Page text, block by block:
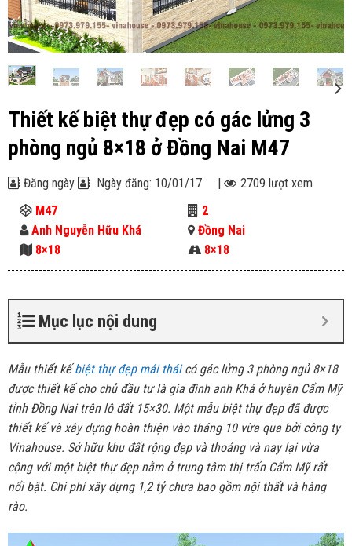
Thiết kế biệt thự đẹp có gác lửng 3
phòng ngủ 8×18 ở Đồng Nai M47
Đăng ngày Ngày đăng: 10/01/17 |
2709 lượt xem
M47
2
Anh Nguyễn Hữu Khá
Đồng Nai
8×18
8×18
Mục lục nội dung
Mẫu thiết kếbiệt thự đẹp mái tháicó gác lửng 3 phòng ngủ 8×18
được thiết kế cho chủ đầu tư là gia đình anh Khá ở huyện Cẩm Mỹ
tỉnh Đồng Nai trên lô đất 15×30. Một mẫu biệt thự đẹp đã được
thiết kế và xây dựng hoàn thiện vào tháng 10 vừa qua bởi công ty
Vinahouse. Sở hữu khu đất rộng đẹp và thoáng và nay lại vừa
cộng với một biệt thự đẹp nằm ở trung tâm thị trấn Cẩm Mỹ rất
nổi bật. Chi phí xây dựng 1,2 tỷ chưa bao gồm nội thất và hàng
rào.